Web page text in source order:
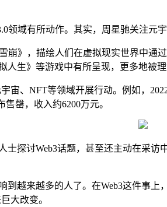
领域有所动作。其实，周星驰关注
崩》，描绘人们在虚拟现实世界中
生》等游戏中有所呈现，更多地被理
宙、NFT等领域开展行动。例如，
罄，收入约6200万元。
探讨Web3话题，甚至还主动在采
越来越多的人了。在Web3这件事
大改变。